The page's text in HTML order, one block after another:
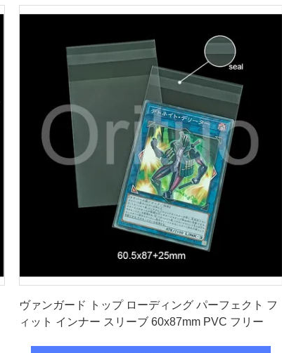
ヴァンガード トップ ローディング パーフェクト フ
ィット インナー スリーブ 60x87mm PVC フリー